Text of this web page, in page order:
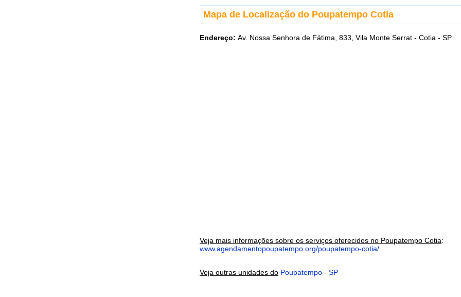
Mapa de Localização do Poupatempo Cotia
Endereço: Av. Nossa Senhora de Fátima, 833, Vila Monte Serrat - Cotia - SP
Veja mais informações sobre os serviços oferecidos no Poupatempo Cotia:
www.agendamentopoupatempo.org/poupatempo-cotia/
Veja outras unidades do Poupatempo - SP